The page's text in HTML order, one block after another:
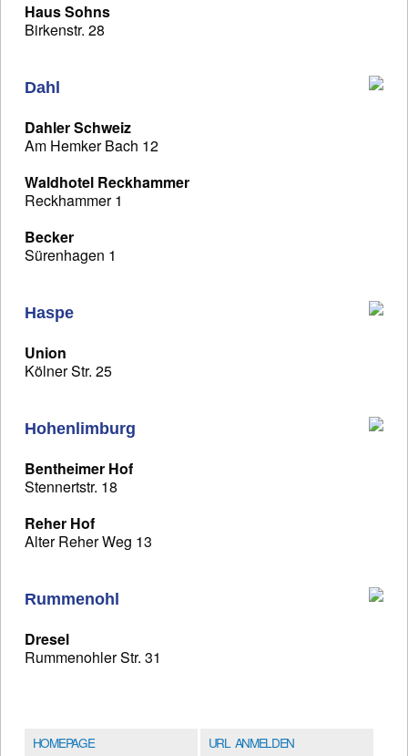
Haus Sohns
Birkenstr. 28
Dahl
Dahler Schweiz
Am Hemker Bach 12
Waldhotel Reckhammer
Reckhammer 1
Becker
Sürenhagen 1
Haspe
Union
Kölner Str. 25
Hohenlimburg
Bentheimer Hof
Stennertstr. 18
Reher Hof
Alter Reher Weg 13
Rummenohl
Dresel
Rummenohler Str. 31
HOMEPAGE URL ANMELDEN